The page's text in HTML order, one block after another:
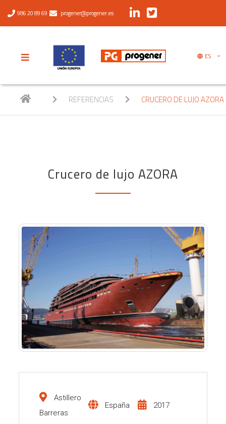
986 20 89 69 progener@progener.es
ES
REFERENCIAS CRUCERO DE LUJO AZORA
Crucero de lujo AZORA
Astillero
Barreras
España 2017